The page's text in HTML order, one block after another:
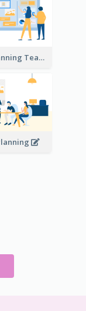
Sprint Planning Team